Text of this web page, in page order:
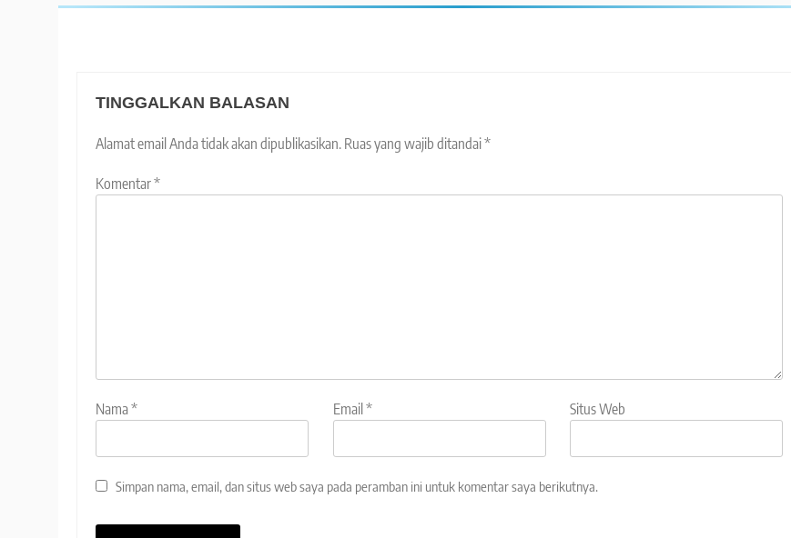
TINGGALKAN BALASAN
Alamat email Anda tidak akan dipublikasikan. Ruas yang wajib ditandai*
Komentar*
Nama* Email * Situs Web
Simpan nama, email, dan situs web saya pada peramban ini untuk komentar saya berikutnya.